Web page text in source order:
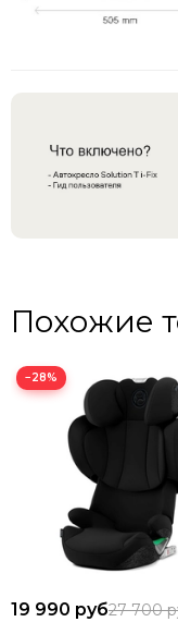
Похожие
−28%
19 990 руб27 700